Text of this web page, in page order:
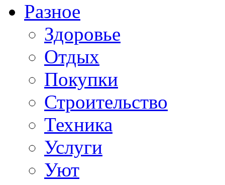
Разное
Здоровье
Отдых
Покупки
Строительство
Техника
Услуги
Уют